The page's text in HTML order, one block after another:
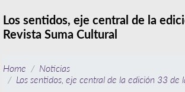
Los sentidos, eje central de la
Revista Suma Cultural
Home
Noticias
Los sentidos, eje central de la edición 33 de